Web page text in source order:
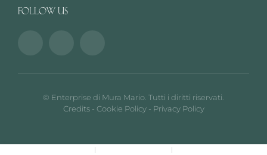
FOLLOW US
© Enterprise di Mura Mario. Tutti i diritti riservati.
Credits- Cookie Policy- Privacy Policy